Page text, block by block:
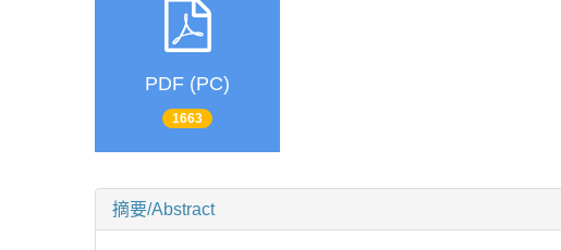
PDF (PC)
1663
摘要/Abstract